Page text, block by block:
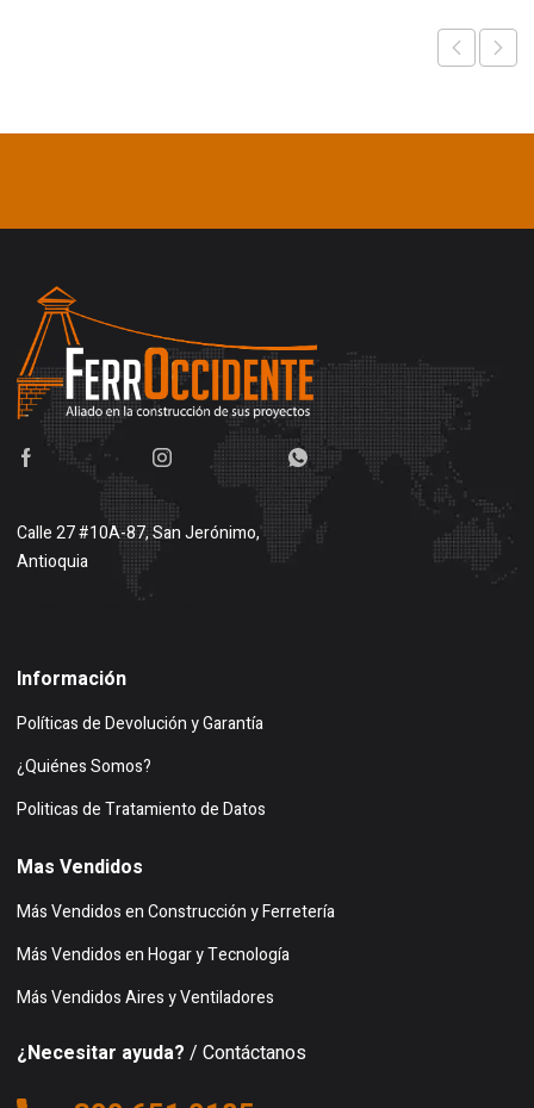
Calle 27 #10A-87, San Jerónimo,
Antioquia
Información
Políticas de Devolución y Garantía
¿Quiénes Somos?
Politicas de Tratamiento de Datos
Mas Vendidos
Más Vendidos en Construcción y Ferretería
Más Vendidos en Hogar y Tecnología
Más Vendidos Aires y Ventiladores
¿Necesitar ayuda? / Contáctanos